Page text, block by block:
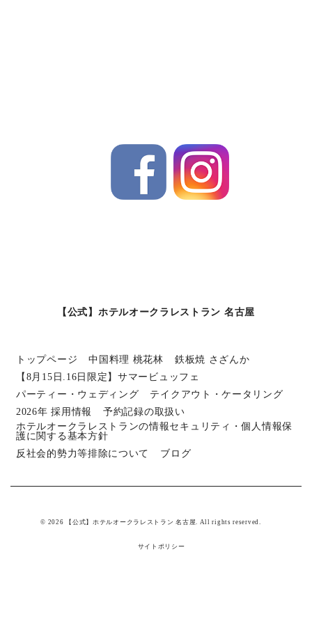
【公式】ホテルオークラレストラン 名古屋
トップページ 中国料理 桃花林
鉄板焼 さざんか
【8月15日.16日限定】サマービュッフェ
パーティー・ウェディング
テイクアウト・ケータリング
2026年 採用情報
予約記録の取扱い
ホテルオークラレストランの情報セキュリティ・個人情報保
護に関する基本方針
反社会的勢力等排除について
ブログ
© 2026 【公式】ホテルオークラレストラン 名古屋. All rights reserved.
サイトポリシー